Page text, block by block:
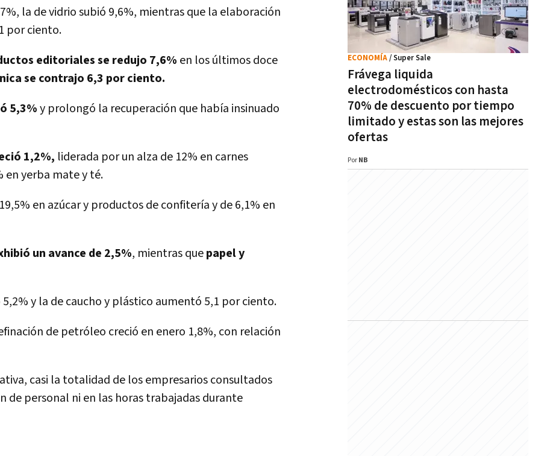
la de vidrio subió 9,6%, mientras que la elaboración
por ciento.
editoriales se redujo 7,6% en los últimos doce
se contrajo 6,3 por ciento.
5,3%y prolongó la recuperación que había insinuado
1,2%, liderada por un alza de 12% en carnes
en yerba mate y té.
en azúcar y productos de confitería y de 6,1% en
un avance de 2,5%, mientras quepapel y
y la de caucho y plástico aumentó 5,1 por ciento.
de petróleo creció en enero 1,8%, con relación
casi la totalidad de los empresarios consultados
de personal ni en las horas trabajadas durante
Frávega liquida
electrodomésticos con hasta
70% de descuento por tiempo
limitado y estas son las mejores
ofertas
ECONOMÍA/ Super Sale
Por NB